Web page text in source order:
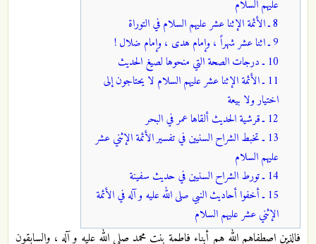
عليهم السلام
8 ـ الأئمة الإثنا عشر عليهم السلام في التوراة
9 ـ اثنا عشر شهراً ، وإمام هدى ، وإمام ضلال !
10 ـ درجات الصحة التي منحوها لصيغ الحديث
11 ـ الأئمة الإثنا عشر عليهم السلام لا يحتاجون إلى
اختيار ولا بيعة
12 ـ قرشية الحديث ألقاها عمر في البحر
13 ـ تخبط الشراح السنيين في تفسير الأئمة الإثني عشر
عليهم السلام
14 ـ تورط الشراح السنيين في حديث سفينة
15 ـ أخفوا أحاديث النبي صلى الله عليه و آله في الأئمة
الإثني عشر عليهم السلام
فالذين اصطفاهم الله هم أبناء فاطمة بنت محمد صلى الله عليه و آله ، والسابقون